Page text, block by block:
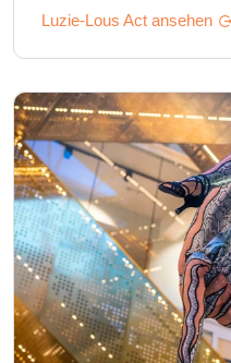
Luzie-Lous Act ansehen